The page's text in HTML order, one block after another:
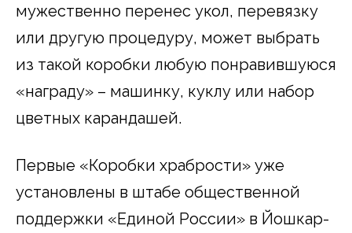
мужественно перенес укол, перевязку
или другую процедуру, может выбрать
из такой коробки любую понравившуюся
«награду» – машинку, куклу или набор
цветных карандашей.
Первые «Коробки храбрости» уже
установлены в штабе общественной
поддержки «Единой России» в Йошкар-